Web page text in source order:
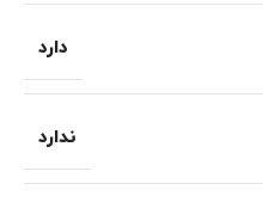
دارد
ندارد